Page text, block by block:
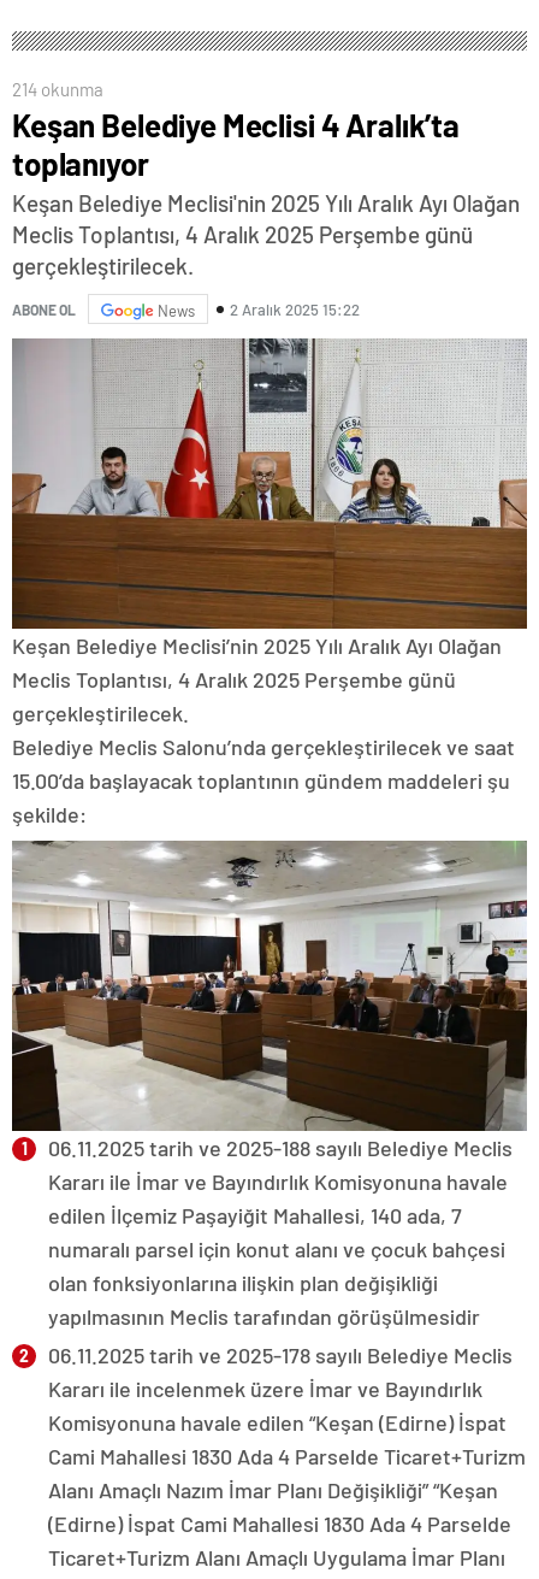
214 okunma
Keşan Belediye Meclisi 4 Aralık’ta
toplanıyor
Keşan Belediye Meclisi'nin 2025 Yılı Aralık Ayı Olağan
Meclis Toplantısı, 4 Aralık 2025 Perşembe günü
gerçekleştirilecek.
ABONE OL News 2 Aralık 2025 15:22
Keşan Belediye Meclisi’nin 2025 Yılı Aralık Ayı Olağan
Meclis Toplantısı, 4 Aralık 2025 Perşembe günü
gerçekleştirilecek.
Belediye Meclis Salonu’nda gerçekleştirilecek ve saat
15.00’da başlayacak toplantının gündem maddeleri şu
şekilde:
06.11.2025 tarih ve 2025-188 sayılı Belediye Meclis
Kararı ile İmar ve Bayındırlık Komisyonuna havale
edilen İlçemiz Paşayiğit Mahallesi, 140 ada, 7
numaralı parsel için konut alanı ve çocuk bahçesi
olan fonksiyonlarına ilişkin plan değişikliği
yapılmasının Meclis tarafından görüşülmesidir
06.11.2025 tarih ve 2025-178 sayılı Belediye Meclis
Kararı ile incelenmek üzere İmar ve Bayındırlık
Komisyonuna havale edilen “Keşan (Edirne) İspat
Cami Mahallesi 1830 Ada 4 Parselde Ticaret+Turizm
Alanı Amaçlı Nazım İmar Planı Değişikliği” “Keşan
(Edirne) İspat Cami Mahallesi 1830 Ada 4 Parselde
Ticaret+Turizm Alanı Amaçlı Uygulama İmar Planı